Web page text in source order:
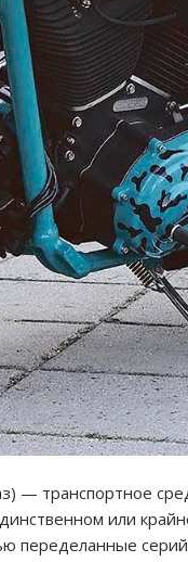
— транспортное
или
переделанные